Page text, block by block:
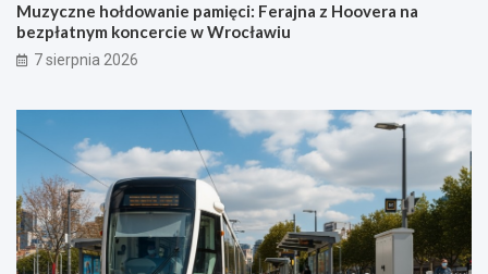
Muzyczne hołdowanie pamięci: Ferajna z Hoovera na
bezpłatnym koncercie w Wrocławiu
7 sierpnia 2026